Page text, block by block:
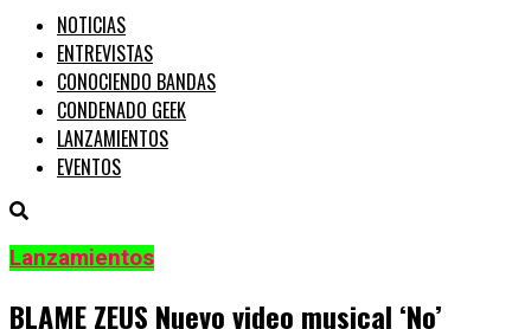
NOTICIAS
ENTREVISTAS
CONOCIENDO BANDAS
CONDENADO GEEK
LANZAMIENTOS
EVENTOS
Lanzamientos
BLAME ZEUS Nuevo video musical ‘No’